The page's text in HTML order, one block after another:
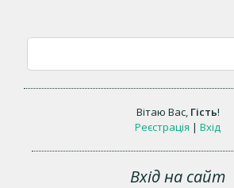
Вітаю Вас, Гість!
Реєстрація | Вхід
Вхід на сайт